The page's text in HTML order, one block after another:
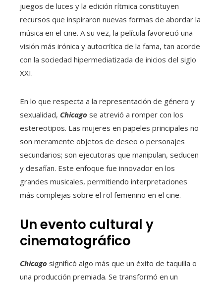
juegos de luces y la edición rítmica constituyen
recursos que inspiraron nuevas formas de abordar la
música en el cine. A su vez, la película favoreció una
visión más irónica y autocrítica de la fama, tan acorde
con la sociedad hipermediatizada de inicios del siglo
XXI.
En lo que respecta a la representación de género y
sexualidad, Chicago se atrevió a romper con los
estereotipos. Las mujeres en papeles principales no
son meramente objetos de deseo o personajes
secundarios; son ejecutoras que manipulan, seducen
y desafían. Este enfoque fue innovador en los
grandes musicales, permitiendo interpretaciones
más complejas sobre el rol femenino en el cine.
Un evento cultural y
cinematográfico
Chicago significó algo más que un éxito de taquilla o
una producción premiada. Se transformó en un